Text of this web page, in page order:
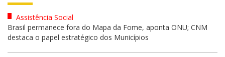
Assistência Social
Brasil permanece fora do Mapa da Fome, aponta ONU; CNM
destaca o papel estratégico dos Municípios